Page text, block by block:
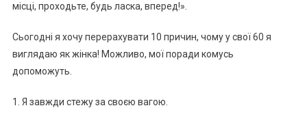
місці, проходьте, будь ласка, вперед!».
Сьогодні я хочу перерахувати 10 причин, чому у свої 60 я
виглядаю як жінка! Можливо, мої поради комусь
допоможуть.
1. Я завжди стежу за своєю вагою.